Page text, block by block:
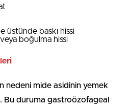
üstünde baskı hissi
boğulma hissi
nedeni mide asidinin yemek
Bu duruma gastroözofageal